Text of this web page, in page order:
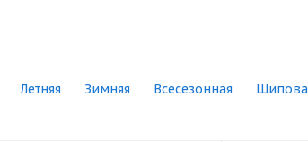
Летняя Зимняя Всесезонная